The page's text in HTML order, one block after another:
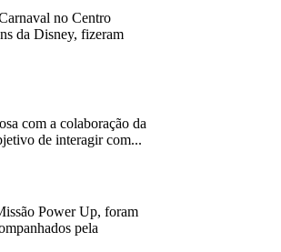
no Centro
da Disney, fizeram
com a colaboração da
de interagir com...
Power Up, foram
pela